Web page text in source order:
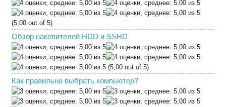
(5,00 out of 5)
Обзор накопителей HDD и SSHD
(5,00 out of 5)
Как правильно выбрать компьютер?